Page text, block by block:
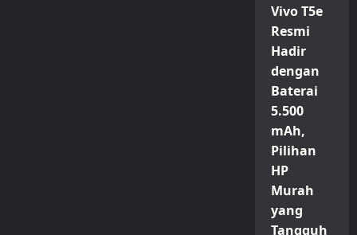
Vivo T5e
Resmi
Hadir
dengan
Baterai
5.500
mAh,
Pilihan
HP
Murah
yang
Tangguh